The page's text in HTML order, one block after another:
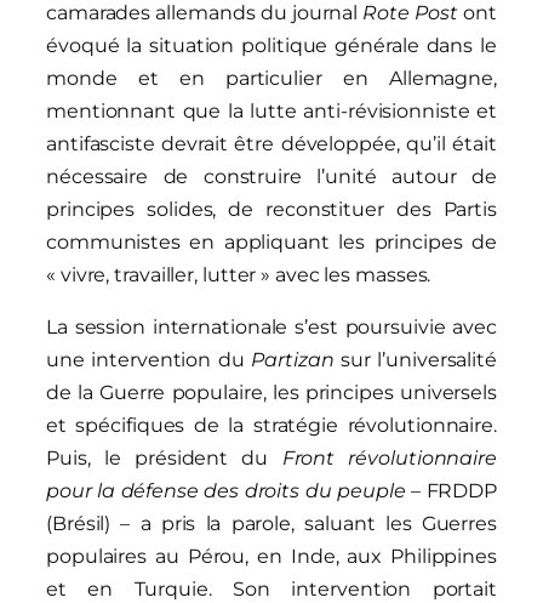
camarades allemands du journal Rote Postont
évoqué la situation politique générale dans le
monde et en particulier en Allemagne,
mentionnant que la lutte anti-révisionniste et
antifasciste devrait être développée, qu’il était
nécessaire de construire l’unité autour de
principes solides, de reconstituer des Partis
communistes en appliquant les principes de
« vivre, travailler, lutter » avec les masses.
La session internationale s’est poursuivie avec
une intervention du Partizan sur l’universalité
de la Guerre populaire, les principes universels
et spécifiques de la stratégie révolutionnaire.
Puis, le président du Front révolutionnaire
pour la défense des droits du peuple – FRDDP
(Brésil) – a pris la parole, saluant les Guerres
populaires au Pérou, en Inde, aux Philippines
et en Turquie. Son intervention portait